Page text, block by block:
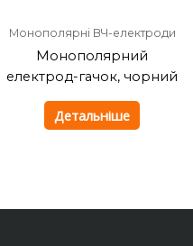
Монополярні ВЧ-електроди
Монополярний
електрод-гачок, чорний
Детальніше